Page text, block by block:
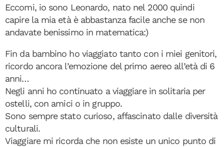
Eccomi, io sono Leonardo, nato nel 2000 quindi
capire la mia età è abbastanza facile anche se non
andavate benissimo in matematica:)
Fin da bambino ho viaggiato tanto con i miei genitori,
ricordo ancora l’emozione del primo aereo all’età di 6
anni…
Negli anni ho continuato a viaggiare in solitaria per
ostelli, con amici o in gruppo.
Sono sempre stato curioso, affascinato dalle diversità
culturali.
Viaggiare mi ricorda che non esiste un unico punto di